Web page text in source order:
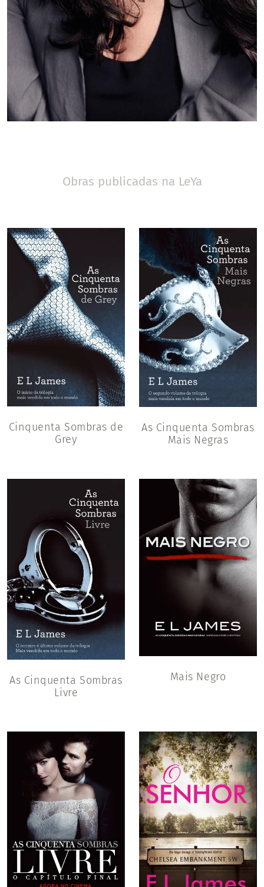
Obras publicadas na LeYa
Cinquenta Sombras de
Grey
As Cinquenta Sombras
Mais Negras
As Cinquenta Sombras
Livre
Mais Negro